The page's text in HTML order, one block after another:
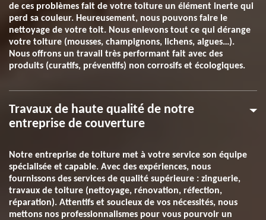
de ces problèmes fait de votre toiture un élément inerte qui
perd sa couleur. Heureusement, nous pouvons faire le
nettoyage de votre toit. Nous enlevons tout ce qui dérange
votre toiture (mousses, champignons, lichens, algues…).
Nous offrons un travail très performant fait avec des
produits (curatifs, préventifs) non corrosifs et écologiques.
Travaux de haute qualité de notre
entreprise de couverture
Notre entreprise de toiture met à votre service son équipe
spécialisée et capable. Avec des expériences, nous
fournissons des services de qualité supérieure : zinguerie,
travaux de toiture (nettoyage, rénovation, réfection,
réparation). Attentifs et soucieux de vos nécessités, nous
mettons nos professionnalismes pour vous pourvoir un